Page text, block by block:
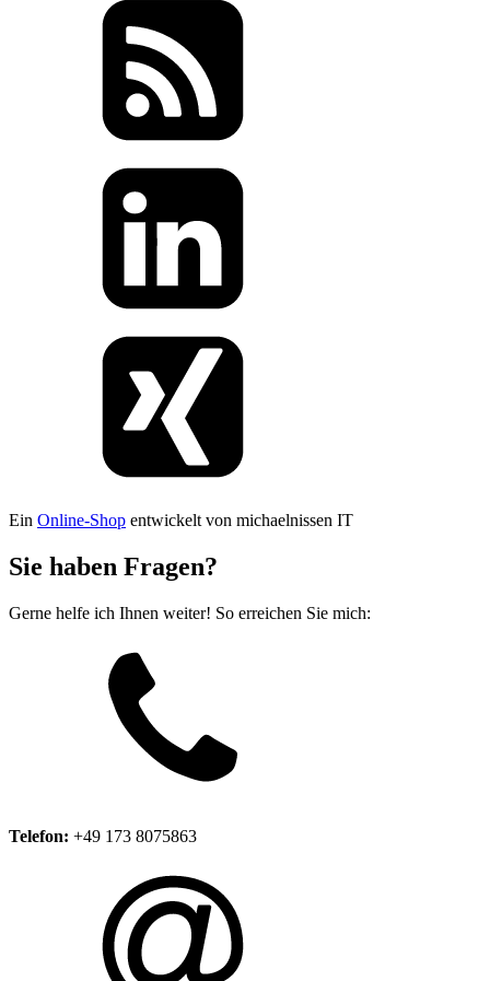
Ein Online-Shop entwickelt von michaelnissen IT
Sie haben Fragen?
Gerne helfe ich Ihnen weiter! So erreichen Sie mich:
Telefon: +49 173 8075863